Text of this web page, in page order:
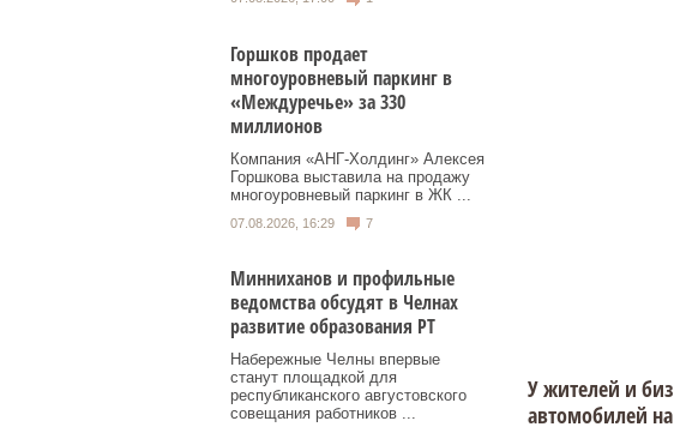
Горшков продает
многоуровневый паркинг в
«Междуречье» за 330
миллионов
Компания «АНГ-Холдинг» Алексея
Горшкова выставила на продажу
многоуровневый паркинг в ЖК ...
07.08.2026, 16:29 7
Минниханов и профильные
ведомства обсудят в Челнах
развитие образования РТ
Набережные Челны впервые
станут площадкой для
республиканского августовского
совещания работников ...
У жителей и
автомобилей